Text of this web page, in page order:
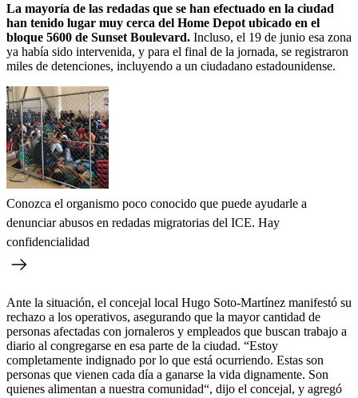
La mayoría de las redadas que se han efectuado en la ciudad
han tenido lugar muy cerca del Home Depot ubicado en el
bloque 5600 de Sunset Boulevard. Incluso, el 19 de junio esa zona
ya había sido intervenida, y para el final de la jornada, se registraron
miles de detenciones, incluyendo a un ciudadano estadounidense.
Conozca el organismo poco conocido que puede ayudarle a
denunciar abusos en redadas migratorias del ICE. Hay
confidencialidad
Ante la situación, el concejal local Hugo Soto-Martínez manifestó su
rechazo a los operativos, asegurando que la mayor cantidad de
personas afectadas con jornaleros y empleados que buscan trabajo a
diario al congregarse en esa parte de la ciudad. “Estoy
completamente indignado por lo que está ocurriendo. Estas son
personas que vienen cada día a ganarse la vida dignamente. Son
quienes alimentan a nuestra comunidad“, dijo el concejal, y agregó